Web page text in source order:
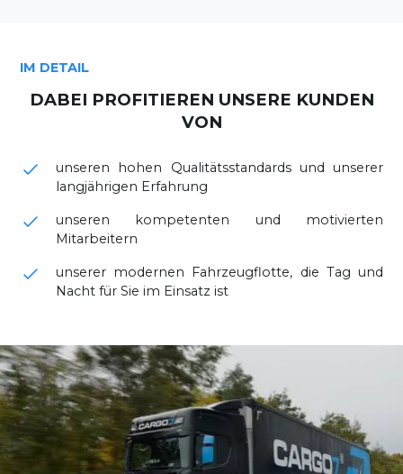
IM DETAIL
DABEI PROFITIEREN UNSERE KUNDEN
VON
unseren hohen Qualitätsstandards und unserer
langjährigen Erfahrung
unseren kompetenten und motivierten
Mitarbeitern
unserer modernen Fahrzeugflotte, die Tag und
Nacht für Sie im Einsatz ist